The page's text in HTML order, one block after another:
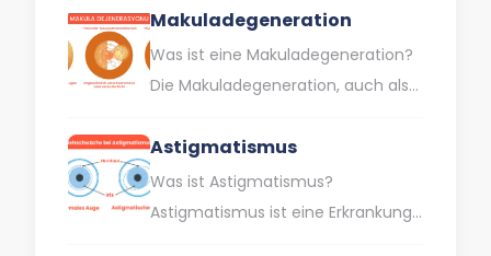
wir benutzen. Sie…
Makuladegeneration
Was ist eine Makuladegeneration?
Die Makuladegeneration, auch als
durch eine Schädigung des
zentralen Bereichs der Netzhaut
gekennzeichnet.…
Astigmatismus
Was ist Astigmatismus?
Astigmatismus ist eine Erkrankung,